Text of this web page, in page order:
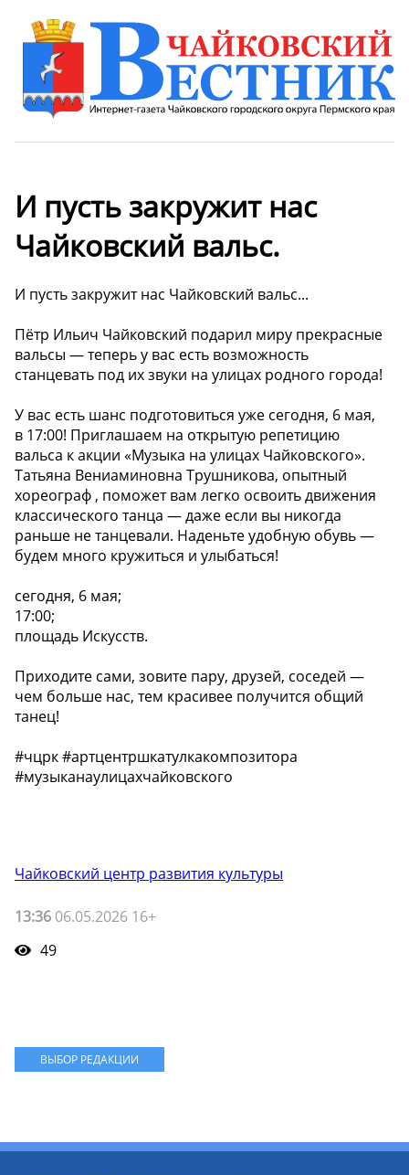
И пусть закружит нас
Чайковский вальс.
И пусть закружит нас Чайковский вальс...
Пётр Ильич Чайковский подарил миру прекрасные
вальсы — теперь у вас есть возможность
станцевать под их звуки на улицах родного города!
У вас есть шанс подготовиться уже сегодня, 6 мая,
в 17:00! Приглашаем на открытую репетицию
вальса к акции «Музыка на улицах Чайковского».
Татьяна Вениаминовна Трушникова, опытный
хореограф , поможет вам легко освоить движения
классического танца — даже если вы никогда
раньше не танцевали. Наденьте удобную обувь —
будем много кружиться и улыбаться!
сегодня, 6 мая;
17:00;
площадь Искусств.
Приходите сами, зовите пару, друзей, соседей —
чем больше нас, тем красивее получится общий
танец!
#чцрк #артцентршкатулкакомпозитора
#музыканаулицахчайковского
Чайковский центр развития культуры
13:36 06.05.2026 16+
49
ВЫБОР РЕДАКЦИИ